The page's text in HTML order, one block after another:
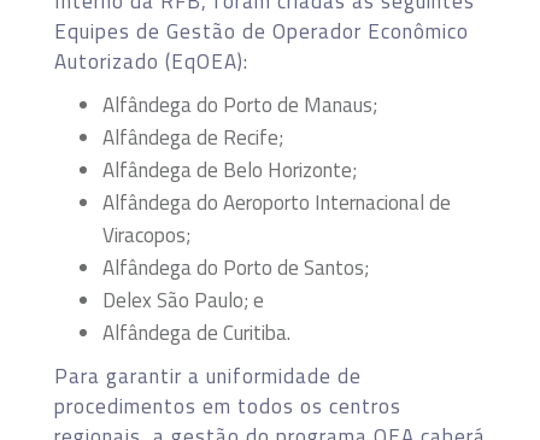
Equipes de Gestão de Operador Econômico
Autorizado (EqOEA):
Alfândega do Porto de Manaus;
Alfândega de Recife;
Alfândega de Belo Horizonte;
Alfândega do Aeroporto Internacional de
Viracopos;
Alfândega do Porto de Santos;
Delex São Paulo; e
Alfândega de Curitiba.
Para garantir a uniformidade de
procedimentos em todos os centros